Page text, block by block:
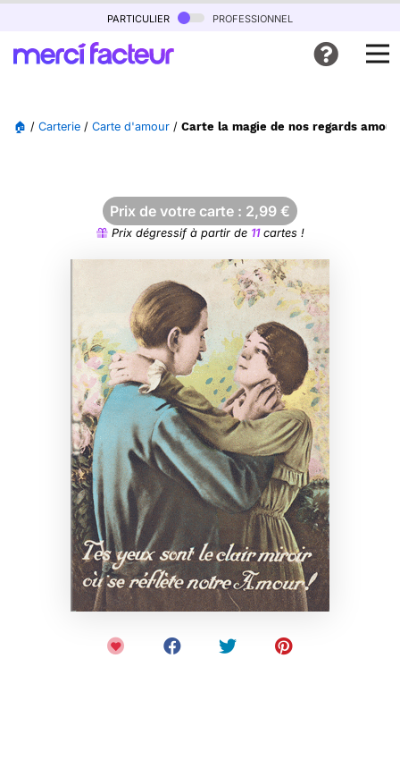
particulier professionnel
🏠 / Carterie / Carte d'amour / Carte la magie de nos regards
Prix de votre carte : 2,99 €
Prix dégressif à partir de 11cartes !